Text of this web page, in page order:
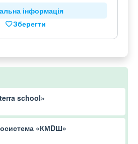
інформація
Зберегти
school»
«КМDШ»